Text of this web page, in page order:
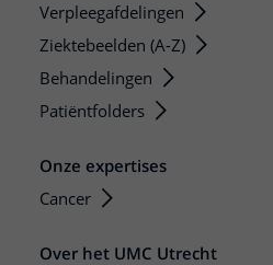
Verpleegafdelingen
Ziektebeelden (A-Z)
Behandelingen
Patiëntfolders
Onze expertises
Cancer
Over het UMC Utrecht